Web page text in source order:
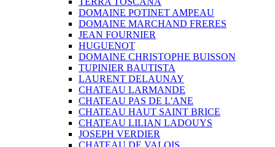
DOMAINE POTINET AMPEAU
DOMAINE MARCHAND FRERES
JEAN FOURNIER
HUGUENOT
DOMAINE CHRISTOPHE BUISSON
TUPINIER BAUTISTA
LAURENT DELAUNAY
CHATEAU LARMANDE
CHATEAU PAS DE L'ANE
CHATEAU HAUT SAINT BRICE
CHATEAU LILIAN LADOUYS
JOSEPH VERDIER
CHATEAU DE VALOIS